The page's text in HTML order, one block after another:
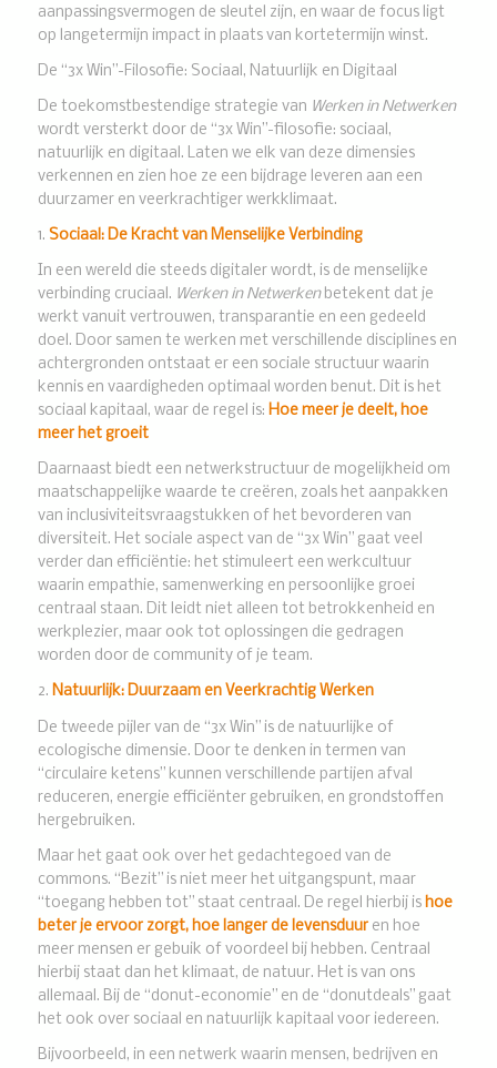
aanpassingsvermogen de sleutel zijn, en waar de focus ligt
op langetermijn impact in plaats van kortetermijn winst.
De “3x Win”-Filosofie: Sociaal, Natuurlijk en Digitaal
De toekomstbestendige strategie van Werken in Netwerken
wordt versterkt door de “3x Win”-filosofie: sociaal,
natuurlijk en digitaal. Laten we elk van deze dimensies
verkennen en zien hoe ze een bijdrage leveren aan een
duurzamer en veerkrachtiger werkklimaat.
1. Sociaal: De Kracht van Menselijke Verbinding
In een wereld die steeds digitaler wordt, is de menselijke
verbinding cruciaal. Werken in Netwerkenbetekent dat je
werkt vanuit vertrouwen, transparantie en een gedeeld
doel. Door samen te werken met verschillende disciplines en
achtergronden ontstaat er een sociale structuur waarin
kennis en vaardigheden optimaal worden benut. Dit is het
sociaal kapitaal, waar de regel is: Hoe meer je deelt, hoe
meer hetgroeit
Daarnaast biedt een netwerkstructuur de mogelijkheid om
maatschappelijke waarde te creëren, zoals het aanpakken
van inclusiviteitsvraagstukken of het bevorderen van
diversiteit. Het sociale aspect van de “3x Win” gaat veel
verder dan efficiëntie: het stimuleert een werkcultuur
waarin empathie, samenwerking en persoonlijke groei
centraal staan. Dit leidt niet alleen tot betrokkenheid en
werkplezier, maar ook tot oplossingen die gedragen
worden door de community of je team.
2. Natuurlijk: Duurzaam en Veerkrachtig Werken
De tweede pijler van de “3x Win” is de natuurlijke of
ecologische dimensie. Door te denken in termen van
“circulaire ketens” kunnen verschillende partijen afval
reduceren, energie efficiënter gebruiken, en grondstoffen
hergebruiken.
Maar het gaat ook over het gedachtegoed van de
commons. “Bezit” is niet meer het uitgangspunt, maar
“toegang hebben tot” staat centraal. De regel hierbij is hoe
beter je ervoor zorgt, hoe langer de levensduuren hoe
meer mensen er gebuik of voordeel bij hebben. Centraal
hierbij staat dan het klimaat, de natuur. Het is van ons
allemaal. Bij de “donut-economie” en de “donutdeals” gaat
het ook over sociaal en natuurlijk kapitaal voor iedereen.
Bijvoorbeeld, in een netwerk waarin mensen, bedrijven en